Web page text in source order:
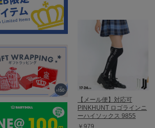
【メール便】対応可
PINKHUNT ロゴラインニ
ーハイソックス 9855